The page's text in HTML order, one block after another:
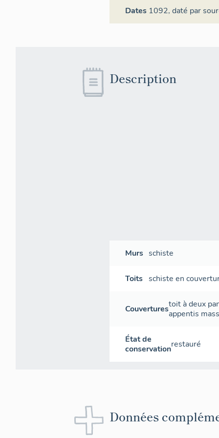
Dates 1092, daté par
Description
Murs schiste
Toits schiste en
Couverturestoit à deux
appentis
État de
conservationrestauré
Données